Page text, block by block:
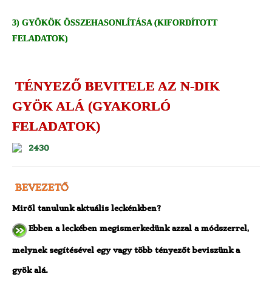
3) GYÖKÖK ÖSSZEHASONLÍTÁSA (KIFORDÍTOTT
FELADATOK)
TÉNYEZŐ BEVITELE AZ N-DIK
GYÖK ALÁ (GYAKORLÓ
FELADATOK)
2430
BEVEZETŐ
Miről tanulunk aktuális leckénkben?
Ebben a leckében megismerkedünk azzal a módszerrel,
melynek segítésével egy vagy több tényezőt beviszünk a
gyök alá.